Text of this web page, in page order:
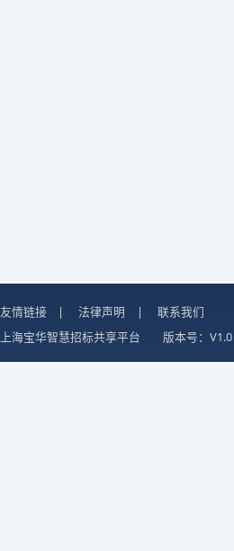
友情链接 | 法律声明 |
联系我们
上海宝华智慧招标共享平台
版本号：V1.0